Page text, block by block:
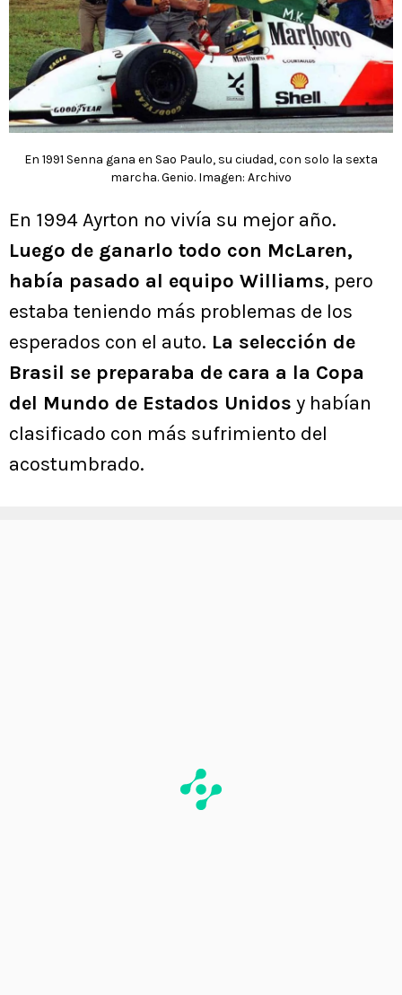
En 1991 Senna gana en Sao Paulo, su ciudad, con solo la sexta
marcha. Genio. Imagen: Archivo
En 1994 Ayrton no vivía su mejor año.
Luego de ganarlo todo con McLaren,
había pasado al equipo Williams, pero
estaba teniendo más problemas de los
esperados con el auto. La selección de
Brasil se preparaba de cara a la Copa
del Mundo de Estados Unidos y habían
clasificado con más sufrimiento del
acostumbrado.